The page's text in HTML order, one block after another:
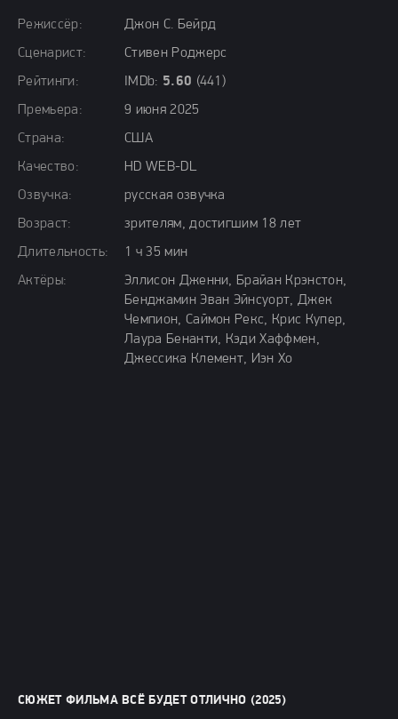
Режиссёр:
Джон С. Бейрд
Сценарист:
Стивен Роджерс
Рейтинги:
IMDb: 5.60 (441)
Премьера:
9 июня 2025
Страна:
США
Качество:
HD WEB-DL
Озвучка:
русская озвучка
Возраст:
зрителям, достигшим 18 лет
Длительность:
1 ч 35 мин
Актёры:
Эллисон Дженни, Брайан Крэнстон,
Бенджамин Эван Эйнсуорт, Джек
Чемпион, Саймон Рекс, Крис Купер,
Лаура Бенанти, Кэди Хаффмен,
Джессика Клемент, Иэн Хо
СЮЖЕТ ФИЛЬМА ВСЁ БУДЕТ ОТЛИЧНО (2025)